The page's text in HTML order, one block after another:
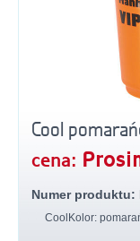
Cool
cena:
Numer produktu:
CoolKolor: